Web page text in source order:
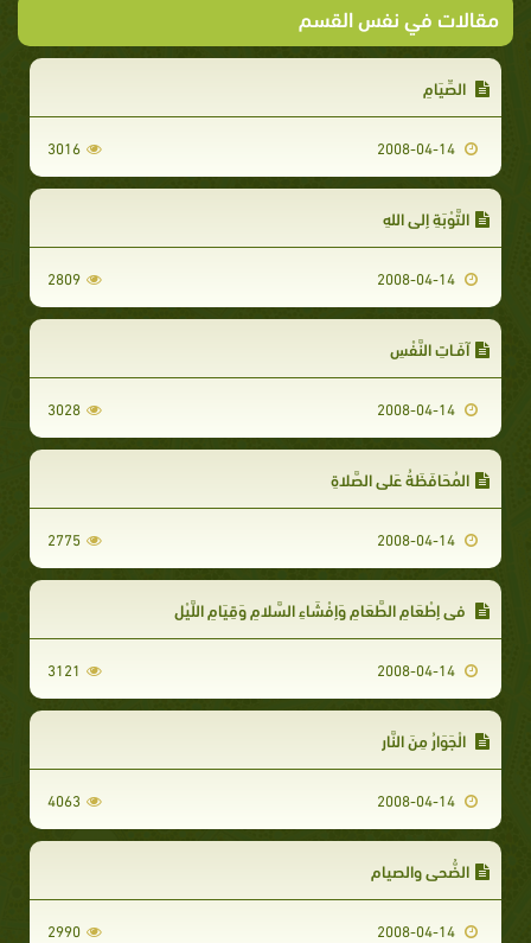
مقالات في نفس القسم
الصِّيَامِ
3016
التَّوْبَةِ إِلى اللهِ
2809
آفَـاتِ النَّفْسِ
3028
المُحَافَظَةُ عَلى الصَّلاةِ
2775
في إِطْعَامِ الطَّعَامِ وَإِفْشَاءِ السَّلامِ وَقِيَامِ اللَّيْلِ
3121
الْجَوَارُ مِنَ النَّارِ
4063
الضُّحى والصيام
2990